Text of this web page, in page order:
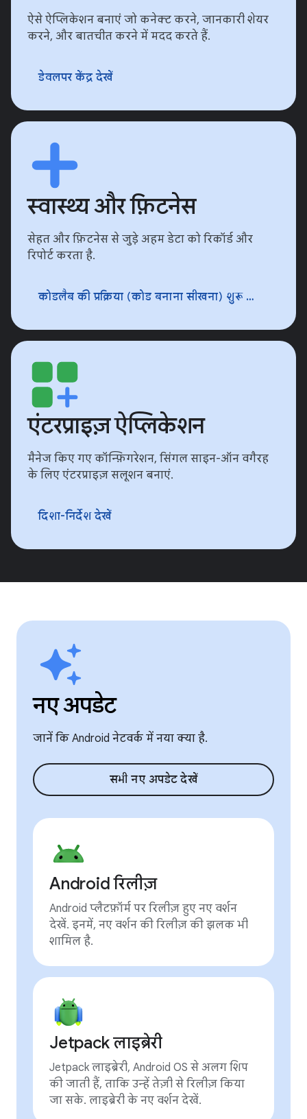
ऐसे ऐप्लिकेशन बनाएं जो कनेक्ट करने, जानकारी शेयर
करने, और बातचीत करने में मदद करते हैं.
डेवलपर केंद्र देखें
स्‍वास्‍थ्‍य और फ़िटनेस
सेहत और फ़िटनेस से जुड़े अहम डेटा को रिकॉर्ड और
रिपोर्ट करता है.
कोडलैब की प्रक्रिया (कोड बनाना सीखना) शुरू करें
एंटरप्राइज़ ऐप्लिकेशन
मैनेज किए गए कॉन्फ़िगरेशन, सिंगल साइन-ऑन वगैरह
के लिए एंटरप्राइज़ सलूशन बनाएं.
दिशा-निर्देश देखें
नए अपडेट
जानें कि Android नेटवर्क में नया क्या है.
सभी नए अपडेट देखें
Android रिलीज़
Android प्लैटफ़ॉर्म पर रिलीज़ हुए नए वर्शन
देखें. इनमें, नए वर्शन की रिलीज़ की झलक भी
शामिल है.
Jetpack लाइब्रेरी
Jetpack लाइब्रेरी, Android OS से अलग शिप
की जाती हैं, ताकि उन्हें तेज़ी से रिलीज़ किया
जा सके. लाइब्रेरी के नए वर्शन देखें.